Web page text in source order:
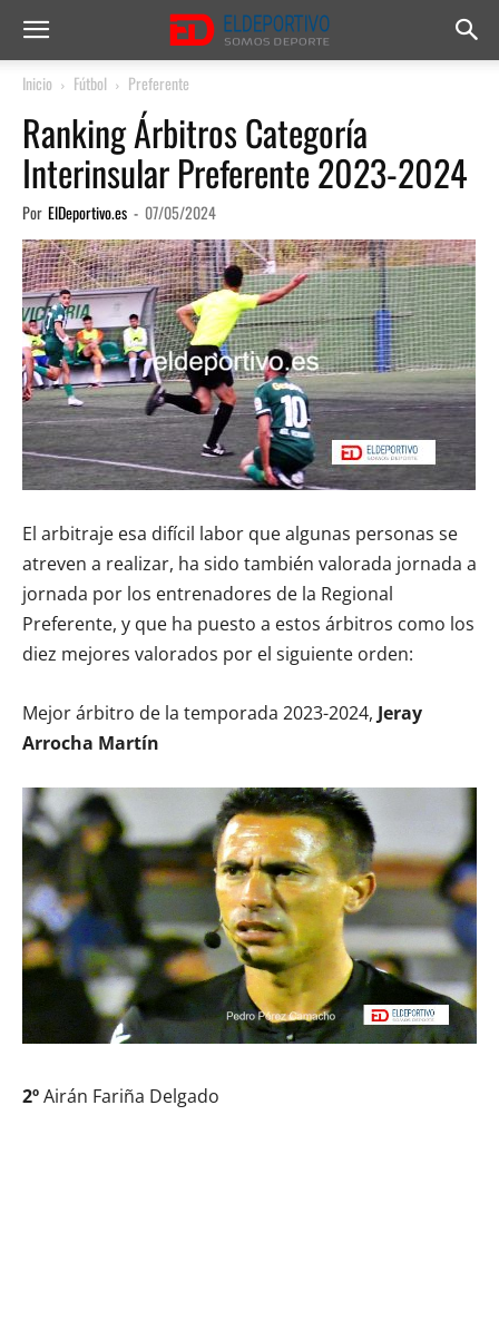
Inicio Fútbol Preferente
Ranking Árbitros Categoría
Interinsular Preferente 2023-2024
Por ElDeportivo.es - 07/05/2024
El arbitraje esa difícil labor que algunas personas se
atreven a realizar, ha sido también valorada jornada a
jornada por los entrenadores de la Regional
Preferente, y que ha puesto a estos árbitros como los
diez mejores valorados por el siguiente orden:
Mejor árbitro de la temporada 2023-2024, Jeray
Arrocha Martín
2ºAirán Fariña Delgado